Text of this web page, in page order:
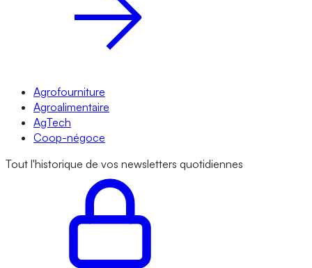
Agrofourniture
Agroalimentaire
AgTech
Coop-négoce
Tout l'historique de vos newsletters quotidiennes